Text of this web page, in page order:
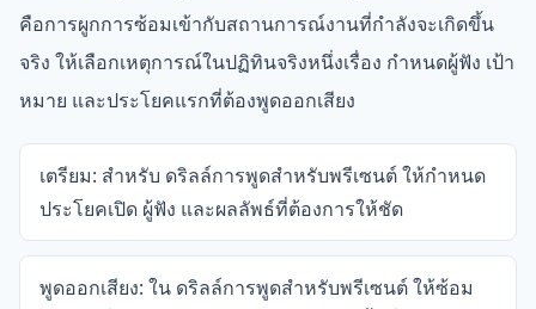
คือการผูกการซ้อมเข้ากับสถานการณ์งานที่กำลังจะเกิดขึ้น
จริง ให้เลือกเหตุการณ์ในปฏิทินจริงหนึ่งเรื่อง กำหนดผู้ฟัง เป้า
หมาย และประโยคแรกที่ต้องพูดออกเสียง
เตรียม: สำหรับ ดริลล์การพูดสำหรับพรีเซนต์ ให้กำหนด
ประโยคเปิด ผู้ฟัง และผลลัพธ์ที่ต้องการให้ชัด
พูดออกเสียง: ใน ดริลล์การพูดสำหรับพรีเซนต์ ให้ซ้อม